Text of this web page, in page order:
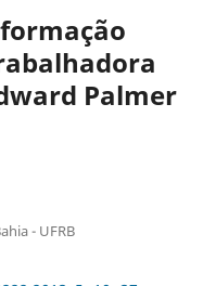
Palmer
- UFRB